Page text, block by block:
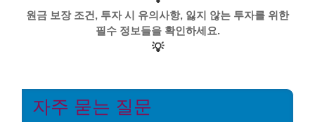
원금 보장 조건, 투자 시 유의사항, 잃지 않는 투자를 위한
필수 정보들을 확인하세요.
💡
자주 묻는 질문